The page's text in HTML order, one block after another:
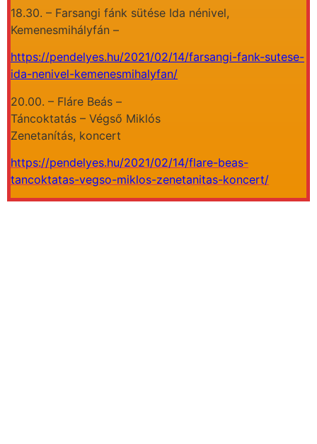
18.30. – Farsangi fánk sütése Ida nénivel,
Kemenesmihályfán –
https://pendelyes.hu/2021/02/14/farsangi-fank-sutese-
ida-nenivel-kemenesmihalyfan/
20.00. – Fláre Beás –
Táncoktatás – Végső Miklós
Zenetanítás, koncert
https://pendelyes.hu/2021/02/14/flare-beas-
tancoktatas-vegso-miklos-zenetanitas-koncert/